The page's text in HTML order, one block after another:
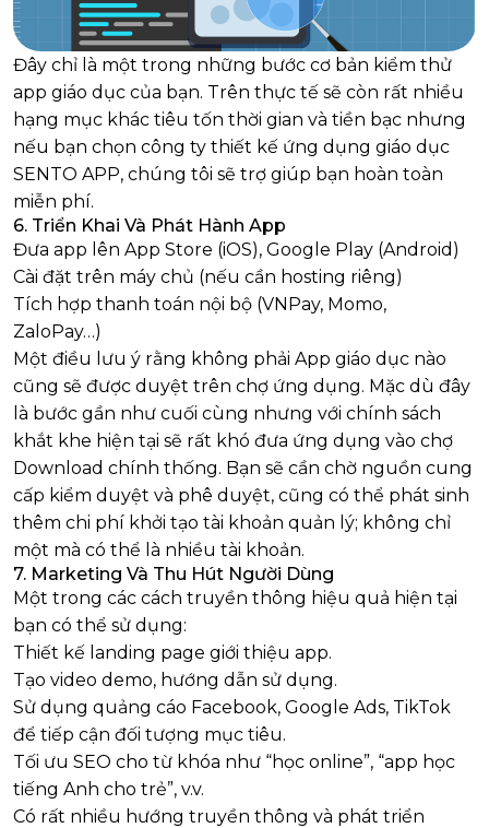
Đây chỉ là một trong những bước cơ bản kiểm thử
app giáo dục của bạn. Trên thực tế sẽ còn rất nhiều
hạng mục khác tiêu tốn thời gian và tiền bạc nhưng
nếu bạn chọn công ty thiết kế ứng dụng giáo dục
SENTO APP, chúng tôi sẽ trợ giúp bạn hoàn toàn
miễn phí.
6. Triển Khai Và Phát Hành App
Đưa app lên App Store (iOS), Google Play (Android)
Cài đặt trên máy chủ (nếu cần hosting riêng)
Tích hợp thanh toán nội bộ (VNPay, Momo,
ZaloPay…)
Một điều lưu ý rằng không phải App giáo dục nào
cũng sẽ được duyệt trên chợ ứng dụng. Mặc dù đây
là bước gần như cuối cùng nhưng với chính sách
khắt khe hiện tại sẽ rất khó đưa ứng dụng vào chợ
Download chính thống. Bạn sẽ cần chờ nguồn cung
cấp kiểm duyệt và phê duyệt, cũng có thể phát sinh
thêm chi phí khởi tạo tài khoản quản lý; không chỉ
một mà có thể là nhiều tài khoản.
7. Marketing Và Thu Hút Người Dùng
Một trong các cách truyền thông hiệu quả hiện tại
bạn có thể sử dụng:
Thiết kế landing page giới thiệu app.
Tạo video demo, hướng dẫn sử dụng.
Sử dụng quảng cáo Facebook, Google Ads, TikTok
để tiếp cận đối tượng mục tiêu.
Tối ưu SEO cho từ khóa như “học online”, “app học
tiếng Anh cho trẻ”, v.v.
Có rất nhiều hướng truyền thông và phát triển